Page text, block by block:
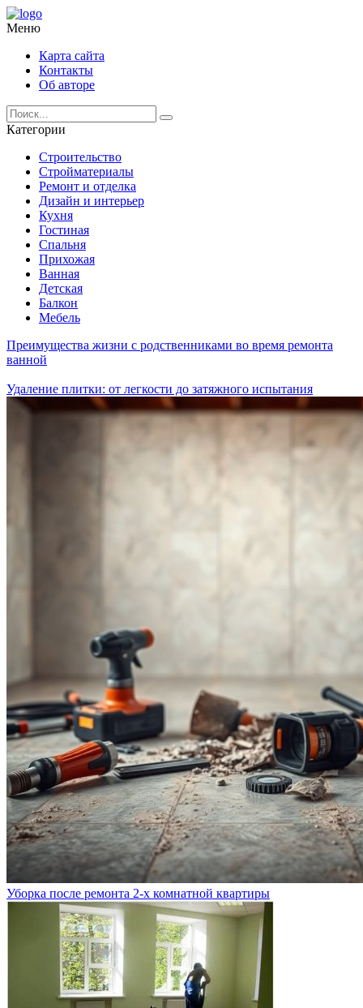
Меню
Карта сайта
Контакты
Об авторе
Категории
Строительство
Стройматериалы
Ремонт и отделка
Дизайн и интерьер
Кухня
Гостиная
Спальня
Прихожая
Ванная
Детская
Балкон
Мебель
Преимущества жизни с родственниками во время ремонта
ванной
Удаление плитки: от легкости до затяжного испытания
Уборка после ремонта 2-х комнатной квартиры